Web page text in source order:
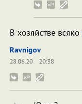
В хозяйстве всяко
Ravnigov
28.06.20
20:38